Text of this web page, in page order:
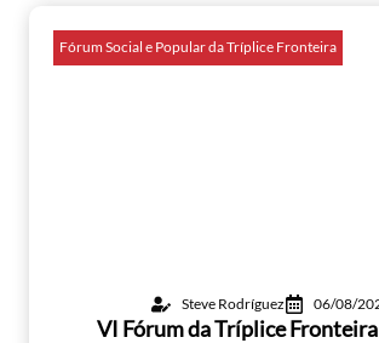
Fórum Social e Popular da Tríplice Fronteira
Steve Rodríguez 06/08/
VI Fórum da Tríplice